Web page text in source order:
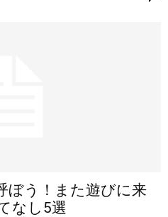
ぼう！また遊びに来
なし5選